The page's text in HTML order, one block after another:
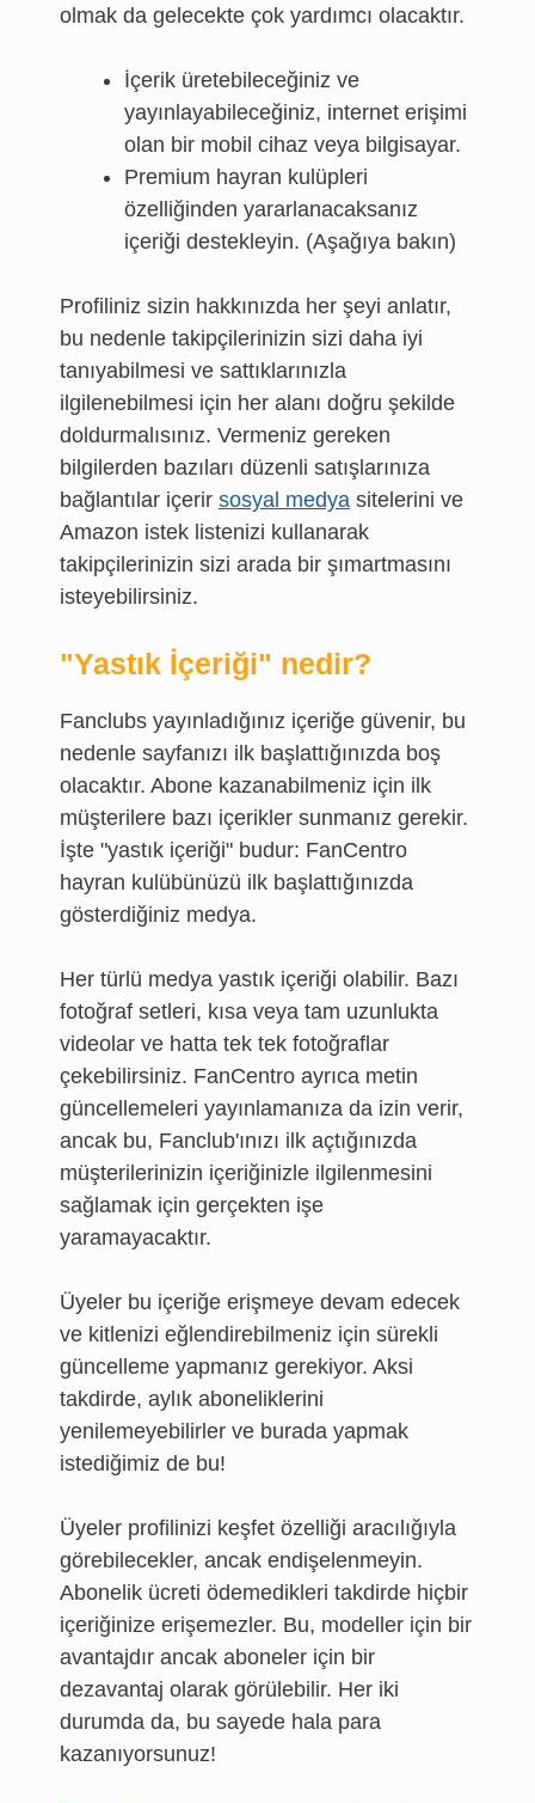
olmak da gelecekte çok yardımcı olacaktır.
İçerik üretebileceğiniz ve
yayınlayabileceğiniz, internet erişimi
olan bir mobil cihaz veya bilgisayar.
Premium hayran kulüpleri
özelliğinden yararlanacaksanız
içeriği destekleyin. (Aşağıya bakın)
Profiliniz sizin hakkınızda her şeyi anlatır,
bu nedenle takipçilerinizin sizi daha iyi
tanıyabilmesi ve sattıklarınızla
ilgilenebilmesi için her alanı doğru şekilde
doldurmalısınız. Vermeniz gereken
bilgilerden bazıları düzenli satışlarınıza
bağlantılar içerir sosyal medya sitelerini ve
Amazon istek listenizi kullanarak
takipçilerinizin sizi arada bir şımartmasını
isteyebilirsiniz.
"Yastık İçeriği" nedir?
Fanclubs yayınladığınız içeriğe güvenir, bu
nedenle sayfanızı ilk başlattığınızda boş
olacaktır. Abone kazanabilmeniz için ilk
müşterilere bazı içerikler sunmanız gerekir.
İşte "yastık içeriği" budur: FanCentro
hayran kulübünüzü ilk başlattığınızda
gösterdiğiniz medya.
Her türlü medya yastık içeriği olabilir. Bazı
fotoğraf setleri, kısa veya tam uzunlukta
videolar ve hatta tek tek fotoğraflar
çekebilirsiniz. FanCentro ayrıca metin
güncellemeleri yayınlamanıza da izin verir,
ancak bu, Fanclub'ınızı ilk açtığınızda
müşterilerinizin içeriğinizle ilgilenmesini
sağlamak için gerçekten işe
yaramayacaktır.
Üyeler bu içeriğe erişmeye devam edecek
ve kitlenizi eğlendirebilmeniz için sürekli
güncelleme yapmanız gerekiyor. Aksi
takdirde, aylık aboneliklerini
yenilemeyebilirler ve burada yapmak
istediğimiz de bu!
Üyeler profilinizi keşfet özelliği aracılığıyla
görebilecekler, ancak endişelenmeyin.
Abonelik ücreti ödemedikleri takdirde hiçbir
içeriğinize erişemezler. Bu, modeller için bir
avantajdır ancak aboneler için bir
dezavantaj olarak görülebilir. Her iki
durumda da, bu sayede hala para
kazanıyorsunuz!